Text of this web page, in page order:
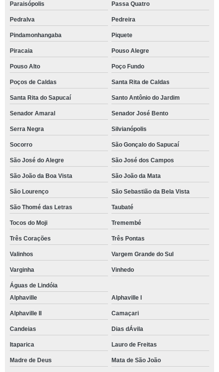
Paraisópolis Passa Quatro
Pedralva Pedreira
Pindamonhangaba Piquete
Piracaia Pouso Alegre
Pouso Alto Poço Fundo
Poços de Caldas Santa Rita de Caldas
Santa Rita do Sapucaí Santo Antônio do Jardim
Senador Amaral Senador José Bento
Serra Negra Silvianópolis
Socorro São Gonçalo do Sapucaí
São José do Alegre São José dos Campos
São João da Boa Vista São João da Mata
São Lourenço São Sebastião da Bela Vista
São Thomé das Letras Taubaté
Tocos do Moji Tremembé
Três Corações Três Pontas
Valinhos Vargem Grande do Sul
Varginha Vinhedo
Águas de Lindóia
Alphaville
Alphaville I
Alphaville II Camaçari
Candeias Dias dÁvila
Itaparica Lauro de Freitas
Madre de Deus Mata de São João